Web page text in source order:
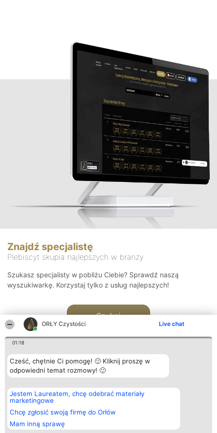
ORŁY Czystości Live chat
01:18
Cześć, chętnie Ci pomogę! 🙂 Kliknij proszę w
odpowiedni temat rozmowy! 🙂
Jestem Laureatem, chcę odebrać materiały
marketingowe
Chcę zgłosić swoją firmę do Orłów
Mam inną sprawę
Znajdź specjalistę
Plebiscyt skupia najlepszych w branży
Szukasz specjalisty w pobliżu Ciebie? Sprawdź naszą
wyszukiwarkę. Korzystaj tylko z usług najlepszych!
Szukaj
Organizator plebiscytu
Bright Side Solutions sp. z o.
o. sp. k.
ul. Ruska 22
Wrocław 50-079
KRS 0000749100 | Regon
381313360 | NIP 8943132676
Plebiscyt
Laureaci
wszystkich
Laureatów
Regulamin
Kontakt
Kontakt